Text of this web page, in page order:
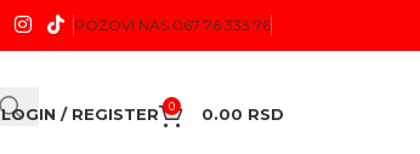
POZOVI NAS 067 76 333 76
LOGIN / REGISTER 0 0.00 RSD